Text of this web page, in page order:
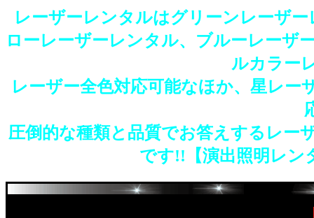
レーザーレンタルはグリーンレーザ
ローレーザーレンタル、ブルーレーザ
ルカラー
レーザー全色対応可能なほか、星レー
圧倒的な種類と品質でお答えするレー
です!!【演出照明レン